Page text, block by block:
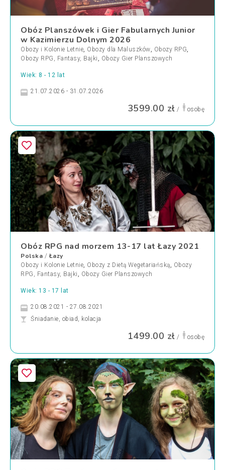
Obóz Planszówek i Gier Fabularnych Junior
w Kazimierzu Dolnym 2026
Obozy i Kolonie Letnie, Obozy dla Maluszków, Obozy RPG,
Obozy RPG, Fantasy, Bajki , Obozy Gier Planszowych
Wiek: 8 - 12 lat
21.07.2026 - 31.07.2026
3599.00 zł / osobę
Obóz RPG nad morzem 13-17 lat Łazy 2021
Polska /Łazy
Obozy i Kolonie Letnie, Obozy z Dietą Wegetariańską, Obozy
RPG, Fantasy, Bajki , Obozy Gier Planszowych
Wiek: 13 - 17 lat
20.08.2021 - 27.08.2021
Śniadanie, obiad, kolacja
1499.00 zł / osobę